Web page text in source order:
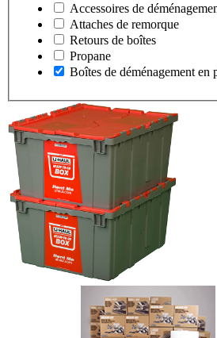
Accessoires de
Attaches de remorque
Retours de boîtes
Propane
Boîtes de déménagement en